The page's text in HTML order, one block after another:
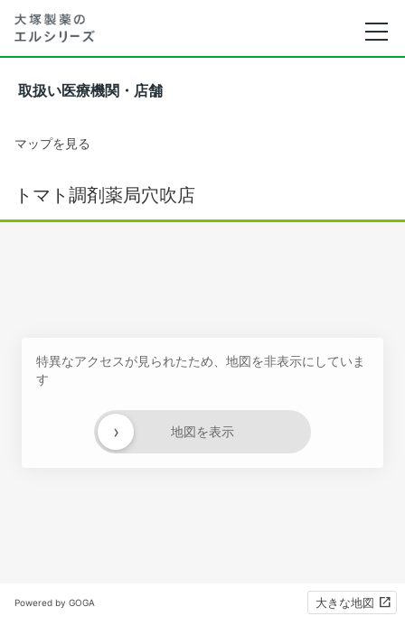
取扱い医療機関・店舗
マップを見る
トマト調剤薬局穴吹店
特異なアクセスが見られたため、地図を非表示にしていま
す
地図を表示
›
Powered by GOGA 大きな地図